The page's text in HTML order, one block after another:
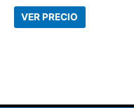
VER PRECIO